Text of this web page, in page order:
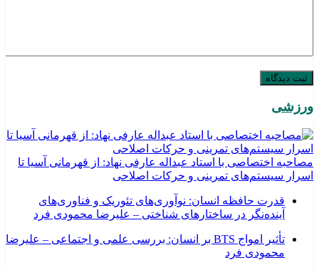
ورزشی
مصاحبه اختصاصی با استاد عبداله عارفی نهاد: از قهرمانی آسیا تا
اسرار سیستم‌های تمرینی و حرکات اصلاحی
قدرت حافظه انسان: نوآوری‌های تئوریک و فناوری‌های
آینده‌نگر در ساختارهای شناختی – علیرضا محمودی فرد
تأثیر امواج BTS بر انسان: بررسی علمی و اجتماعی – علیرضا
محمودی فرد